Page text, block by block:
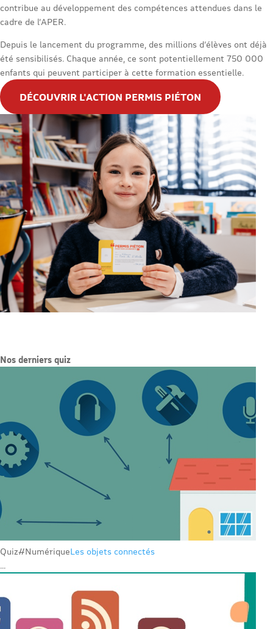
contribue au développement des compétences attendues dans le
cadre de l’APER.
Depuis le lancement du programme, des millions d’élèves ont déjà
été sensibilisés. Chaque année, ce sont potentiellement 750 000
enfants qui peuvent participer à cette formation essentielle.
DÉCOUVRIR L'ACTION PERMIS PIÉTON
Nos derniers quiz
Quiz#NumériqueLes objets connectés
...